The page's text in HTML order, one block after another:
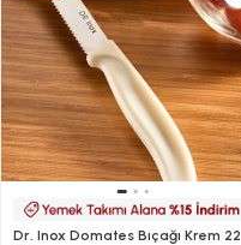
Dr. Inox Domates Bıçağı Krem 22